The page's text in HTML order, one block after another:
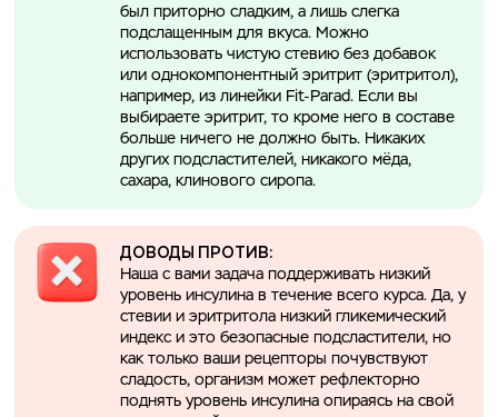
был приторно сладким, а лишь слегка
подслащенным для вкуса. Можно
использовать чистую стевию без добавок
или однокомпонентный эритрит (эритритол),
например, из линейки Fit-Parad. Если вы
выбираете эритрит, то кроме него в составе
больше ничего не должно быть. Никаких
других подсластителей, никакого мёда,
сахара, клинового сиропа.
ДОВОДЫ ПРОТИВ:
Наша с вами задача поддерживать низкий
уровень инсулина в течение всего курса. Да, у
стевии и эритритола низкий гликемический
индекс и это безопасные подсластители, но
как только ваши рецепторы почувствуют
сладость, организм может рефлекторно
поднять уровень инсулина опираясь на свой